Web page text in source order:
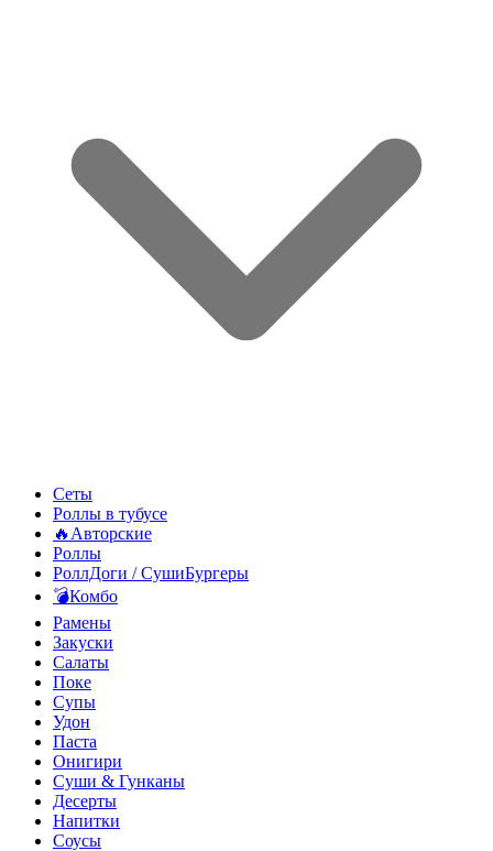
Сеты
Роллы в тубусе
🔥Авторские
Роллы
РоллДоги / СушиБургеры
💣Комбо
Рамены
Закуски
Салаты
Поке
Супы
Удон
Паста
Онигири
Суши & Гунканы
Десерты
Напитки
Соусы